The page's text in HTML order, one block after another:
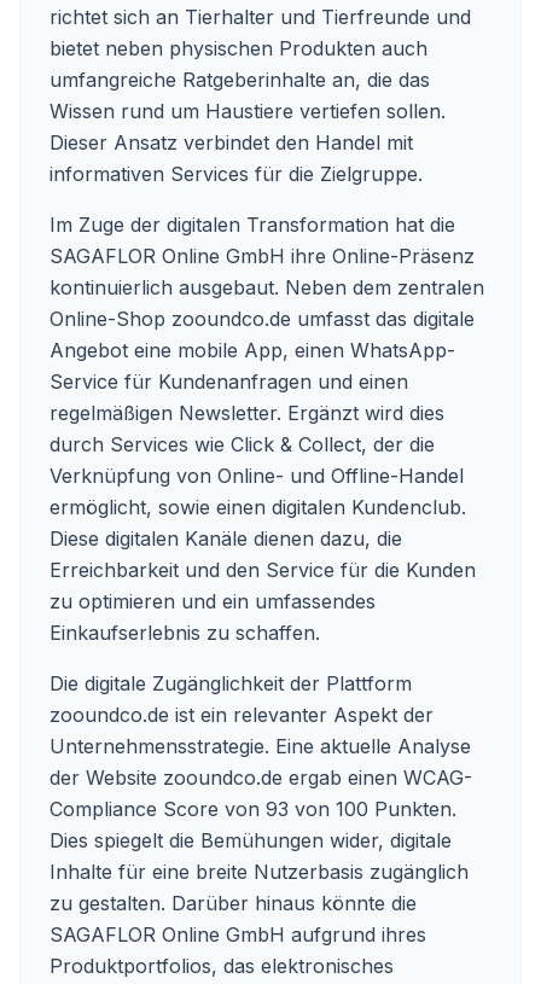
richtet sich an Tierhalter und Tierfreunde und
bietet neben physischen Produkten auch
umfangreiche Ratgeberinhalte an, die das
Wissen rund um Haustiere vertiefen sollen.
Dieser Ansatz verbindet den Handel mit
informativen Services für die Zielgruppe.
Im Zuge der digitalen Transformation hat die
SAGAFLOR Online GmbH ihre Online-Präsenz
kontinuierlich ausgebaut. Neben dem zentralen
Online-Shop zooundco.de umfasst das digitale
Angebot eine mobile App, einen WhatsApp-
Service für Kundenanfragen und einen
regelmäßigen Newsletter. Ergänzt wird dies
durch Services wie Click & Collect, der die
Verknüpfung von Online- und Offline-Handel
ermöglicht, sowie einen digitalen Kundenclub.
Diese digitalen Kanäle dienen dazu, die
Erreichbarkeit und den Service für die Kunden
zu optimieren und ein umfassendes
Einkaufserlebnis zu schaffen.
Die digitale Zugänglichkeit der Plattform
zooundco.de ist ein relevanter Aspekt der
Unternehmensstrategie. Eine aktuelle Analyse
der Website zooundco.de ergab einen WCAG-
Compliance Score von 93 von 100 Punkten.
Dies spiegelt die Bemühungen wider, digitale
Inhalte für eine breite Nutzerbasis zugänglich
zu gestalten. Darüber hinaus könnte die
SAGAFLOR Online GmbH aufgrund ihres
Produktportfolios, das elektronisches